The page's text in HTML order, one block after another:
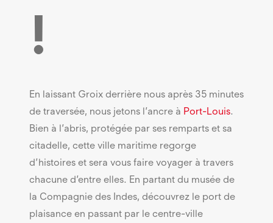
!
En laissant Groix derrière nous après 35 minutes
de traversée, nous jetons l’ancre à Port-Louis.
Bien à l’abris, protégée par ses remparts et sa
citadelle, cette ville maritime regorge
d’histoires et sera vous faire voyager à travers
chacune d’entre elles. En partant du musée de
la Compagnie des Indes, découvrez le port de
plaisance en passant par le centre-ville